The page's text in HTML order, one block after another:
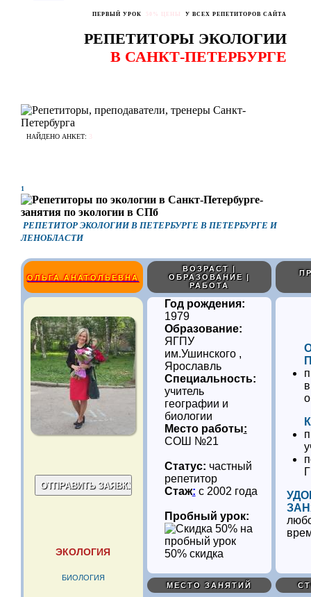
ПЕРВЫЙ УРОК 50% ЦЕНЫ У ВСЕХ РЕПЕТИТОРОВ САЙТА
РЕПЕТИТОРЫ ЭКОЛОГИИ
В САНКТ-ПЕТЕРБУРГЕ
НАЙДЕНО АНКЕТ:
1
РЕПЕТИТОР ЭКОЛОГИИ В ПЕТЕРБУРГЕ В ПЕТЕРБУРГЕ И
ЛЕНОБЛАСТИ
ОЛЬГА АНАТОЛЬЕВНА
ВОЗРАСТ |
ОБРАЗОВАНИЕ |
РАБОТА
ЭКОЛОГИЯ
БИОЛОГИЯ
Год рождения:
1979
Образование:
ЯГПУ
им.Ушинского ,
Ярославль
Специальность:
учитель
географии и
биологии
Место работы:
СОШ №21
Статус: частный
репетитор
Стаж: с 2002 года
Пробный урок:
50% скидка
МЕСТО ЗАНЯТИЙ